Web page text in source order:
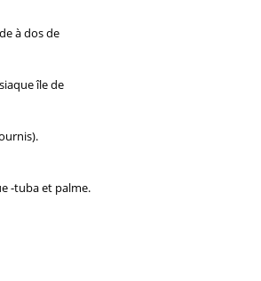
à dos de
île de
-tuba et palme.